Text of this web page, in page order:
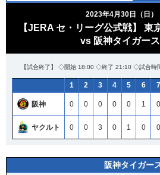
2023年4月30日（日）
【JERA セ・リーグ公式戦】 東
vs 阪神タイガー
【試合終了】 ◇開始 18:00 ◇終了 21:10 ◇試合時
1 2 3 4 5 6 7
阪神 0 0 0 0 0 1 0
ヤクルト 0 0 3 0 1 0 0
阪神タイガー